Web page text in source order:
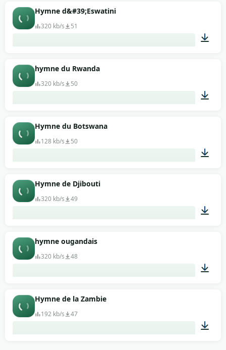
Hymne d&#39;Eswatini
320 kb/s 51
hymne du Rwanda
320 kb/s 50
Hymne du Botswana
128 kb/s 50
Hymne de Djibouti
320 kb/s 49
hymne ougandais
320 kb/s 48
Hymne de la Zambie
192 kb/s 47